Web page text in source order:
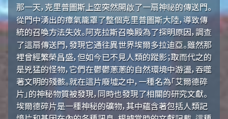
那一天，克里普圖斯上空突然開啟了一扇神祕的傳送門。
從門中湧出的瘴氣籠罩了整個克里普圖斯大陸，導致傳
統的召喚方法失效。阿克拉斯召喚殿為了探明原因，調查
了這扇傳送門，發現它通往異世界埃爾多拉迪亞。雖然那
裡曾經繁榮昌盛，但如今已不見人類的蹤影；取而代之的
是兇猛的怪物，它們在鬱鬱蔥蔥的自然環境中游盪，吞噬
著文明的殘骸。就在這片廢墟之中，一種名為「艾爾德碎
片」的神秘物質被發現，同時也發現了相關的研究文獻。
埃爾德碎片是一種神秘的礦物，其中蘊含著包括人類記